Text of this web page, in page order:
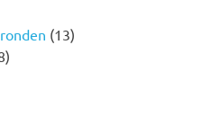
(13)